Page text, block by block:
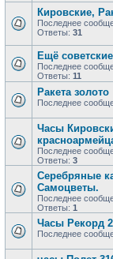
Кировские,
Последнее
Ответы: 31
Ещё
Последнее
Ответы: 11
Ракета золото
Последнее
Часы
Последнее
Ответы: 3
Серебряные
Самоцветы.
Последнее
Ответы: 1
Часы Рекорд
Последнее